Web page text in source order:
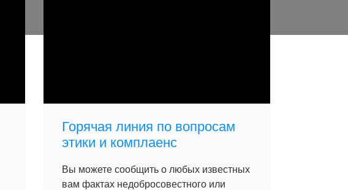
Горячая линия по вопросам
этики и комплаенс
Вы можете сообщить о любых известных
вам фактах недобросовестного или